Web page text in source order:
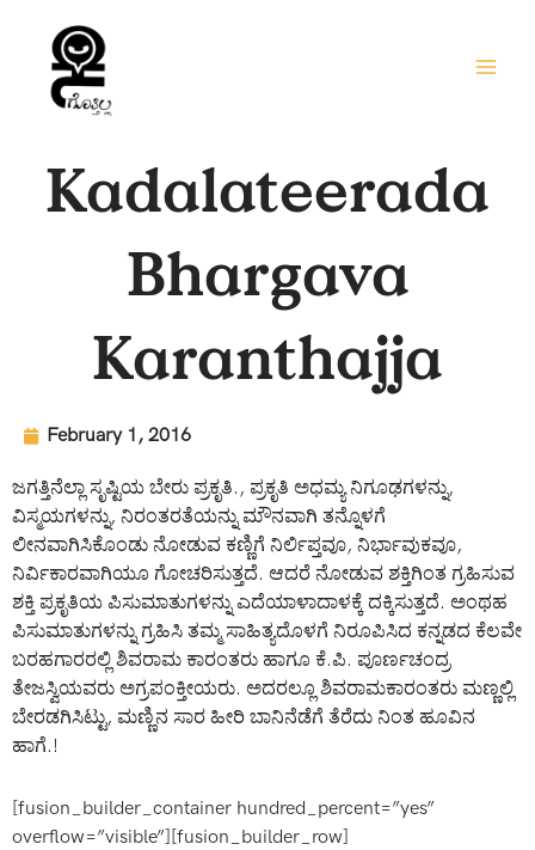
content
Kadalateerada
Bhargava
Karanthajja
February 1, 2016
ಜಗತ್ತಿನೆಲ್ಲಾ ಸೃಷ್ಟಿಯ ಬೇರು ಪ್ರಕೃತಿ., ಪ್ರಕೃತಿ ಅಧಮ್ಯ ನಿಗೂಢಗಳನ್ನು,
ವಿಸ್ಮಯಗಳನ್ನು, ನಿರಂತರತೆಯನ್ನು ಮೌನವಾಗಿ ತನ್ನೊಳಗೆ
ಲೀನವಾಗಿಸಿಕೊಂಡು ನೋಡುವ ಕಣ್ಣಿಗೆ ನಿರ್ಲಿಪ್ತವೂ, ನಿರ್ಭಾವುಕವೂ,
ನಿರ್ವಿಕಾರವಾಗಿಯೂ ಗೋಚರಿಸುತ್ತದೆ. ಆದರೆ ನೋಡುವ ಶಕ್ತಿಗಿಂತ ಗ್ರಹಿಸುವ
ಶಕ್ತಿ ಪ್ರಕೃತಿಯ ಪಿಸುಮಾತುಗಳನ್ನು ಎದೆಯಾಳಾದಾಳಕ್ಕೆ ದಕ್ಕಿಸುತ್ತದೆ. ಅಂಥಹ
ಪಿಸುಮಾತುಗಳನ್ನು ಗ್ರಹಿಸಿ ತಮ್ಮ ಸಾಹಿತ್ಯದೊಳಗೆ ನಿರೂಪಿಸಿದ ಕನ್ನಡದ ಕೆಲವೇ
ಬರಹಗಾರರಲ್ಲಿ ಶಿವರಾಮ ಕಾರಂತರು ಹಾಗೂ ಕೆ.ಪಿ. ಪೂರ್ಣಚಂದ್ರ
ತೇಜಸ್ವಿಯವರು ಅಗ್ರಪಂಕ್ತೀಯರು. ಅದರಲ್ಲೂ ಶಿವರಾಮಕಾರಂತರು ಮಣ್ಣಲ್ಲಿ
ಬೇರಡಗಿಸಿಟ್ಟು, ಮಣ್ಣಿನ ಸಾರ ಹೀರಿ ಬಾನಿನೆಡೆಗೆ ತೆರೆದು ನಿಂತ ಹೂವಿನ
ಹಾಗೆ.!
[fusion_builder_container hundred_percent=”yes”
overflow=”visible”][fusion_builder_row]